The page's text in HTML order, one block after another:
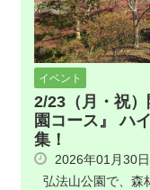
イベント
2/23（月・祝
園コース』 ハ
集！
2026年01月30日
弘法山公園で、森